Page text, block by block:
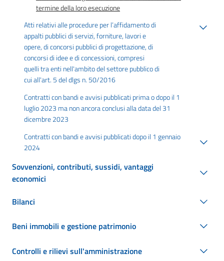
termine della loro esecuzione
Atti relativi alle procedure per l’affidamento di
appalti pubblici di servizi, forniture, lavori e
opere, di concorsi pubblici di progettazione, di
concorsi di idee e di concessioni, compresi
quelli tra enti nell'ambito del settore pubblico di
cui all'art. 5 del dlgs n. 50/2016
Contratti con bandi e avvisi pubblicati prima o dopo il 1
luglio 2023 ma non ancora conclusi alla data del 31
dicembre 2023
Contratti con bandi e avvisi pubblicati dopo il 1 gennaio
2024
Sovvenzioni, contributi, sussidi, vantaggi
economici
Bilanci
Beni immobili e gestione patrimonio
Controlli e rilievi sull'amministrazione